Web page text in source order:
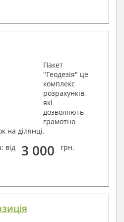
Пакет
"Геодезія" це
комплекс
розрахунків,
які
дозволяють
грамотно
на ділянці.
від
3 000 грн.